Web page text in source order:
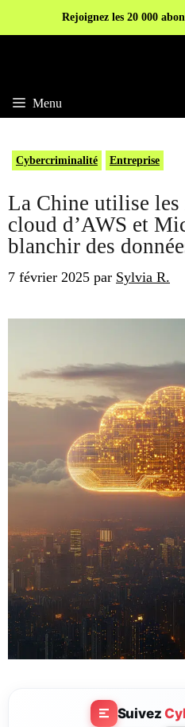
Rejoignez les 20 000
Menu
Cybercriminalité Entreprise
La Chine utilise les
cloud d’AWS et
blanchir des
7 février 2025 par Sylvia R.
Suivez